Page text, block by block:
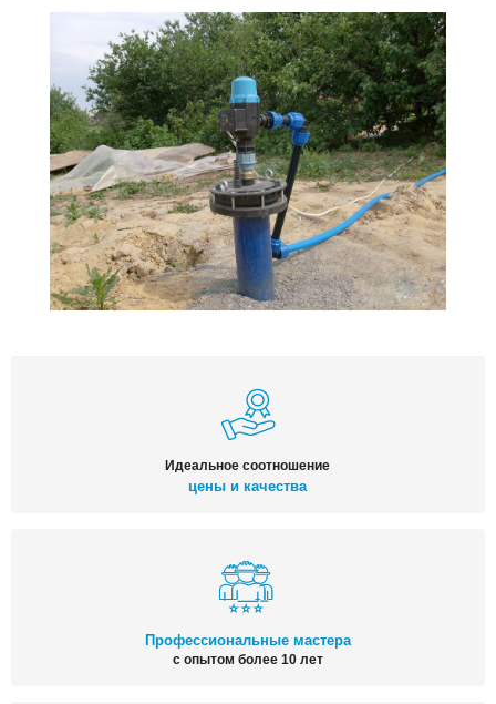
Идеальное соотношение
цены и качества
Профессиональные мастера
с опытом более 10 лет